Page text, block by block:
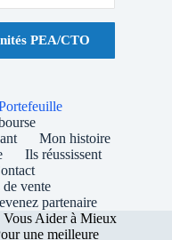
PEA/CTO
Mon histoire
Ils réussissent
vente
partenaire
Vous Aider à Mieux
une meilleure